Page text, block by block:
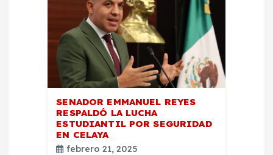
SENADOR EMMANUEL REYES
RESPALDÓ LA LUCHA
ESTUDIANTIL POR SEGURIDAD
EN CELAYA
febrero 21, 2025